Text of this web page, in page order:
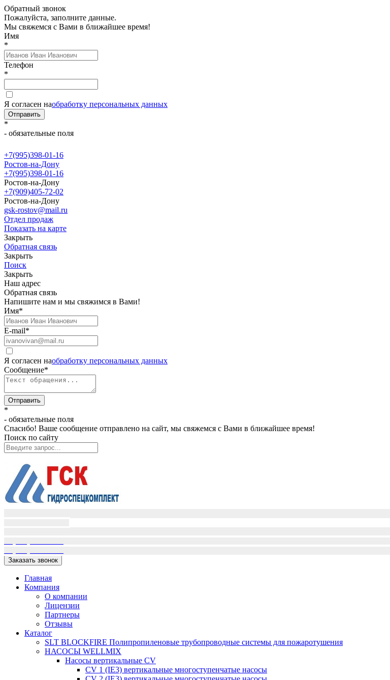
Обратный звонок
Пожалуйста, заполните данные.
Мы свяжемся с Вами в ближайшее время!
Имя
*
Телефон
*
Я согласен наобработку персональных данных
Отправить
*
- обязательные поля
+7(995)398-01-16
Ростов-на-Дону
+7(995)398-01-16
Ростов-на-Дону
+7(909)405-72-02
Ростов-на-Дону
gsk-rostov@mail.ru
Отдел продаж
Показать на карте
Закрыть
Обратная связь
Закрыть
Поиск
Закрыть
Наш адрес
Обратная связь
Напишите нам и мы свяжимся в Вами!
Имя*
E-mail*
Я согласен наобработку персональных данных
Сообщение*
Отправить
*
- обязательные поля
Спасибо! Ваше сообщение отправлено на сайт, мы свяжемся с Вами в ближайшее время!
Поиск по сайту
Заказать звонок
Главная
Компания
О компании
Лицензии
Партнеры
Отзывы
Каталог
SLT BLOCKFIRE Полипропиленовые трубопроводные системы для пожаротушения
НАСОСЫ WELLMIX
Насосы вертикальные CV
CV 1 (IE3) вертикальные многоступенчатые насосы